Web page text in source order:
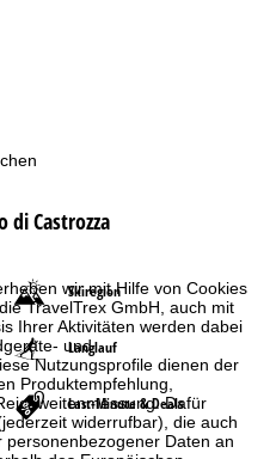
wir mit Hilfe von Cookies
TravelTrex GmbH, auch mit
Ihrer Aktivitäten werden dabei
und
Nutzungsprofile dienen der
Produktempfehlung,
Dafür
widerrufbar), die auch
Daten an
di Castrozza
Skiregion
Langlauf
Last-Minute & Deals